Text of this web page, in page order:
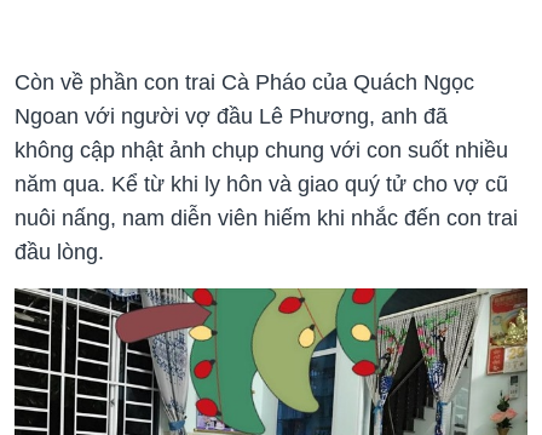
Còn về phần con trai Cà Pháo của Quách Ngọc
Ngoan với người vợ đầu Lê Phương, anh đã
không cập nhật ảnh chụp chung với con suốt nhiều
năm qua. Kể từ khi ly hôn và giao quý tử cho vợ cũ
nuôi nấng, nam diễn viên hiếm khi nhắc đến con trai
đầu lòng.